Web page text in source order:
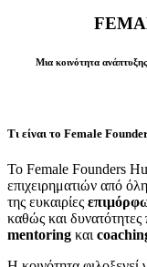
Μια κοινότητα ανάπτυξης
Τι είναι το Female
Το Female Founders
επιχειρηματιών από
της ευκαιρίες
καθώς και
mentoring και